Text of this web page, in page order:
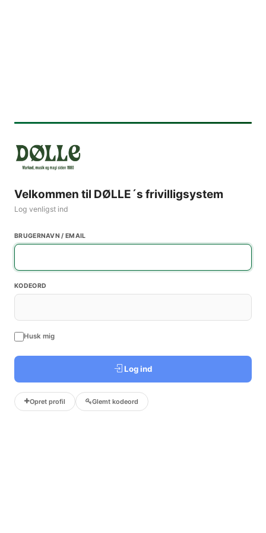
Velkommen til DØLLE´s frivilligsystem
Log venligst ind
BRUGERNAVN / EMAIL
KODEORD
Husk mig
Log ind
Opret profil Glemt kodeord